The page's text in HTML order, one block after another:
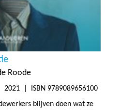
Roode
2021 | ISBN 9789089656100
blijven doen wat ze